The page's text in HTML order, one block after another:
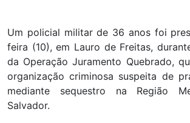
Um policial militar de 36 anos foi
feira (10), em Lauro de Freitas,
da Operação Juramento Quebrado,
organização criminosa suspeita de
mediante sequestro na Região
Salvador.